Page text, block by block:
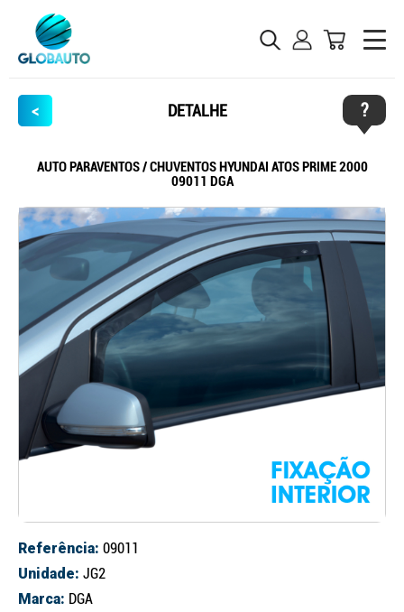
< DETALHE ?
AUTO PARAVENTOS / CHUVENTOS HYUNDAI ATOS PRIME 2000
09011 DGA
Referência: 09011
Unidade: JG2
Marca: DGA